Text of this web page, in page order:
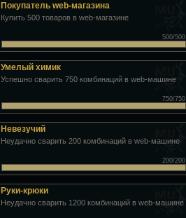
Покупатель web-магазина
Купить 500 товаров в web-магазине
500/500
Умелый химик
Успешно сварить 750 комбинаций в web-машине
750/750
Невезучий
Неудачно сварить 200 комбинаций в web-машине
200/200
Руки-крюки
Неудачно сварить 1200 комбинаций в web-машине